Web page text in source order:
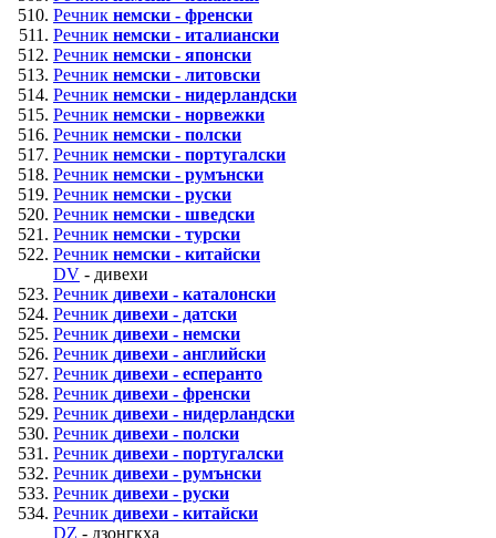
Речник немски - френски
Речник немски - италиански
Речник немски - японски
Речник немски - литовски
Речник немски - нидерландски
Речник немски - норвежки
Речник немски - полски
Речник немски - португалски
Речник немски - румънски
Речник немски - руски
Речник немски - шведски
Речник немски - турски
Речник немски - китайски
DV - дивехи
Речник дивехи - каталонски
Речник дивехи - датски
Речник дивехи - немски
Речник дивехи - английски
Речник дивехи - есперанто
Речник дивехи - френски
Речник дивехи - нидерландски
Речник дивехи - полски
Речник дивехи - португалски
Речник дивехи - румънски
Речник дивехи - руски
Речник дивехи - китайски
DZ - дзонгкха